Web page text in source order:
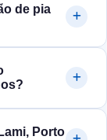
de pia
Porto